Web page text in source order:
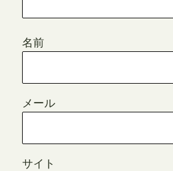
名前
メール
サイト